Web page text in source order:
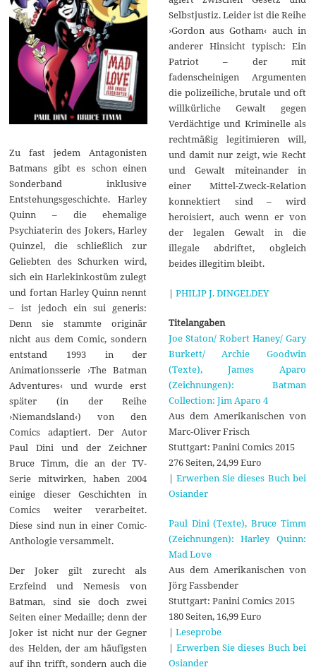
Zu fast jedem Antagonisten
Batmans gibt es schon einen
Sonderband inklusive
Entstehungsgeschichte. Harley
Quinn – die ehemalige
Psychiaterin des Jokers, Harley
Quinzel, die schließlich zur
Geliebten des Schurken wird,
sich ein Harlekinkostüm zulegt
und fortan Harley Quinn nennt
– ist jedoch ein sui generis:
Denn sie stammte originär
nicht aus dem Comic, sondern
entstand 1993 in der
Animationsserie ›The Batman
Adventures‹ und wurde erst
später (in der Reihe
›Niemandsland‹) von den
Comics adaptiert. Der Autor
Paul Dini und der Zeichner
Bruce Timm, die an der TV-
Serie mitwirken, haben 2004
einige dieser Geschichten in
Comics weiter verarbeitet.
Diese sind nun in einer Comic-
Anthologie versammelt.
Der Joker gilt zurecht als
Erzfeind und Nemesis von
Batman, sind sie doch zwei
Seiten einer Medaille; denn der
Joker ist nicht nur der Gegner
des Helden, der am häufigsten
auf ihn trifft, sondern auch die
Selbstjustiz. Leider ist die Reihe
›Gordon aus Gotham‹ auch in
anderer Hinsicht typisch: Ein
Patriot – der mit
fadenscheinigen Argumenten
die polizeiliche, brutale und oft
willkürliche Gewalt gegen
Verdächtige und Kriminelle als
rechtmäßig legitimieren will,
und damit nur zeigt, wie Recht
und Gewalt miteinander in
einer Mittel-Zweck-Relation
konnektiert sind – wird
heroisiert, auch wenn er von
der legalen Gewalt in die
illegale abdriftet, obgleich
beides illegitim bleibt.
| PHILIP J. DINGELDEY
Titelangaben
Joe Staton/ Robert Haney/ Gary
Burkett/ Archie Goodwin
(Texte), James Aparo
(Zeichnungen): Batman
Collection: Jim Aparo 4
Aus dem Amerikanischen von
Marc-Oliver Frisch
Stuttgart: Panini Comics 2015
276 Seiten, 24,99 Euro
| Erwerben Sie dieses Buch bei
Osiander
Paul Dini (Texte), Bruce Timm
(Zeichnungen): Harley Quinn:
Mad Love
Aus dem Amerikanischen von
Jörg Fassbender
Stuttgart: Panini Comics 2015
180 Seiten, 16,99 Euro
| Leseprobe
| Erwerben Sie dieses Buch bei
Osiander